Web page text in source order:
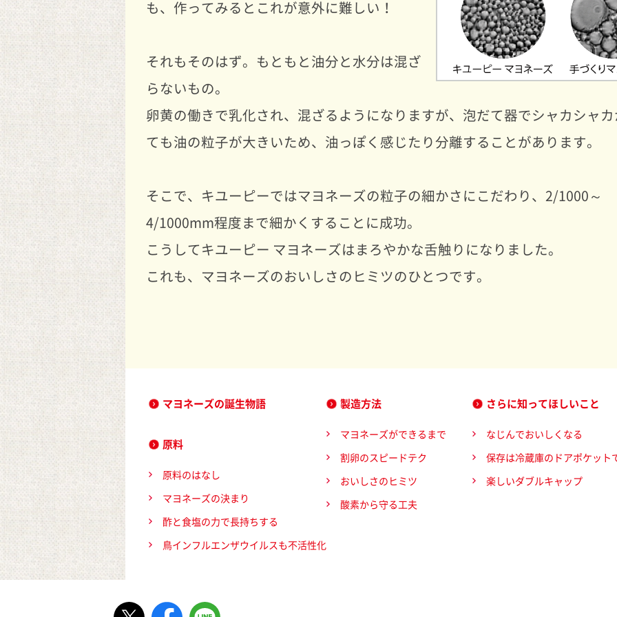
も、作ってみるとこれが意外に難しい！
それもそのはず。もともと油分と水分は混ざ
らないもの。
卵黄の働きで乳化され、混ざるようになりますが、泡だて器でシャカシャ
ても油の粒子が大きいため、油っぽく感じたり分離することがあります。
そこで、キユーピーではマヨネーズの粒子の細かさにこだわり、2/1000～
4/1000mm程度まで細かくすることに成功。
こうしてキユーピー マヨネーズはまろやかな舌触りになりました。
これも、マヨネーズのおいしさのヒミツのひとつです。
マヨネーズの誕生物語
原料
原料のはなし
マヨネーズの決まり
酢と食塩の力で長持ちする
鳥インフルエンザウイルスも不活性化
製造方法
マヨネーズができるまで
割卵のスピードテク
おいしさのヒミツ
酸素から守る工夫
さらに知ってほしいこと
なじんでおいしくなる
保存は冷蔵庫のドアポケット
楽しいダブルキャップ